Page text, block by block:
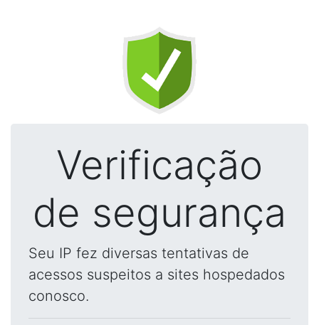
Verificação
de segurança
Seu IP fez diversas tentativas de
acessos suspeitos a sites hospedados
conosco.